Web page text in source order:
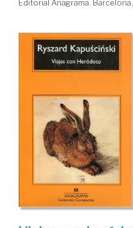
Editorial Anagrama.